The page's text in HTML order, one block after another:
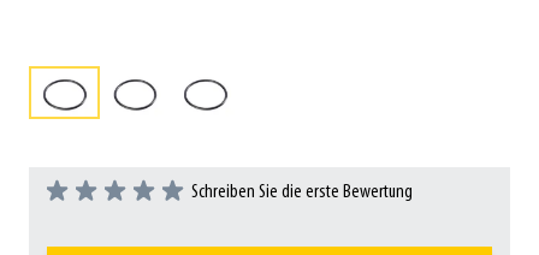
Schreiben Sie die erste Bewertung